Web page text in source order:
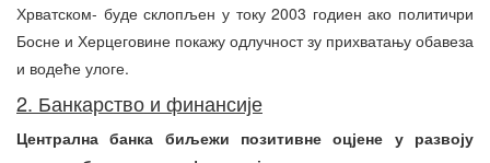
Хрватском- буде склопљен у току 2003 годиен ако политичри
Босне и Херцеговине покажу одлучност зу прихватању обавеза
и водеће улоге.
2. Банкарство и финансије
Централна банка биљежи позитивне оцјене у развоју